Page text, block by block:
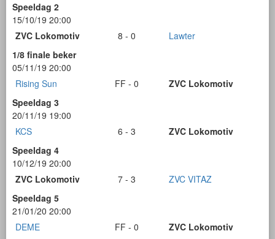
Speeldag 2
15/10/19 20:00
ZVC Lokomotiv
8 - 0
Lawter
1/8 finale beker
05/11/19 20:00
Rising Sun
FF - 0
ZVC Lokomotiv
Speeldag 3
20/11/19 19:00
KCS
6 - 3
ZVC Lokomotiv
Speeldag 4
10/12/19 20:00
ZVC Lokomotiv
7 - 3
ZVC VITAZ
Speeldag 5
21/01/20 20:00
DEME
FF - 0
ZVC Lokomotiv